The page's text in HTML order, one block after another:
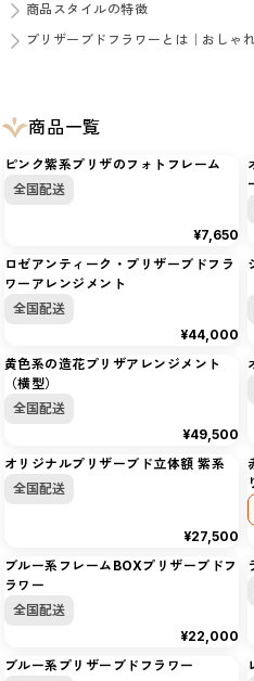
商品スタイルの特徴
プリザーブドフラワーとは｜おしゃ
商品一覧
1 〜 24件 /全74件
ピンク紫系プリザのフォトフレーム
全国配送
¥7,650
ロゼアンティーク・プリザーブドフラ
ワーアレンジメント
全国配送
¥44,000
黄色系の造花プリザアレンジメント
（横型）
全国配送
¥49,500
オリジナルプリザーブド立体額 紫系
全国配送
¥27,500
ブルー系フレームBOXプリザーブドフ
ラワー
全国配送
¥22,000
ブルー系プリザーブドフラワー